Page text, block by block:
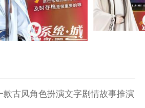
款古风角色扮演文字剧情故事推演